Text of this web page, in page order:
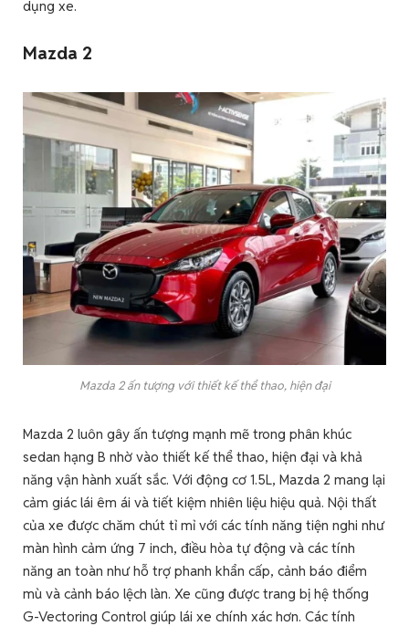
dụng xe.
Mazda 2
Mazda 2 ấn tượng với thiết kế thể thao, hiện đại
Mazda 2 luôn gây ấn tượng mạnh mẽ trong phân khúc
sedan hạng B nhờ vào thiết kế thể thao, hiện đại và khả
năng vận hành xuất sắc. Với động cơ 1.5L, Mazda 2 mang lại
cảm giác lái êm ái và tiết kiệm nhiên liệu hiệu quả. Nội thất
của xe được chăm chút tỉ mỉ với các tính năng tiện nghi như
màn hình cảm ứng 7 inch, điều hòa tự động và các tính
năng an toàn như hỗ trợ phanh khẩn cấp, cảnh báo điểm
mù và cảnh báo lệch làn. Xe cũng được trang bị hệ thống
G-Vectoring Control giúp lái xe chính xác hơn. Các tính